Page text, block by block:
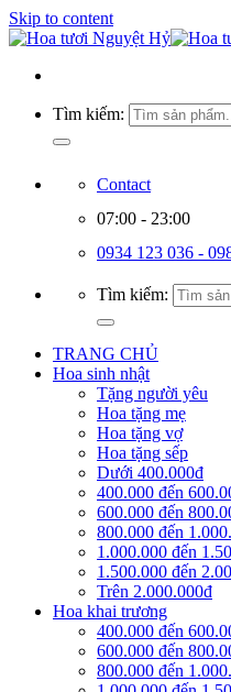
Skip to content
Tìm kiếm:
Contact
07:00 - 23:00
0934 123 036 -
Tìm kiếm:
TRANG CHỦ
Hoa sinh nhật
Tặng người yêu
Hoa tặng mẹ
Hoa tặng vợ
Hoa tặng sếp
Dưới 400.000đ
400.000 đến
600.000 đến
800.000 đến
1.000.000 đến
1.500.000 đến
Trên 2.000.000đ
Hoa khai trương
400.000 đến
600.000 đến
800.000 đến